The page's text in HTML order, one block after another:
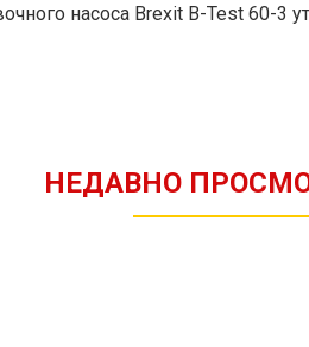
насоса Brexit B-Test 60-3
НЕДАВНО